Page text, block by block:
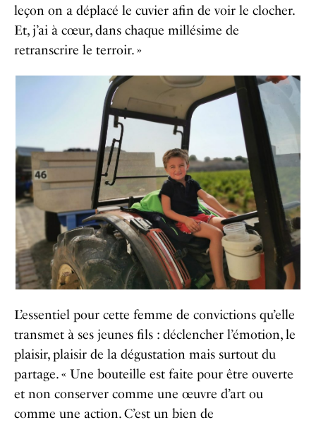
leçon on a déplacé le cuvier afin de voir le clocher.
Et, j’ai à cœur, dans chaque millésime de
retranscrire le terroir. »
L’essentiel pour cette femme de convictions qu’elle
transmet à ses jeunes fils : déclencher l’émotion, le
plaisir, plaisir de la dégustation mais surtout du
partage. « Une bouteille est faite pour être ouverte
et non conserver comme une œuvre d’art ou
comme une action. C’est un bien de